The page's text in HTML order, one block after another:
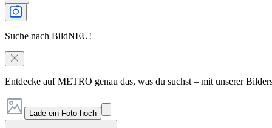
Suche nach BildNEU!
Entdecke auf METRO genau das, was du suchst – mit unserer
Lade ein Foto hoch